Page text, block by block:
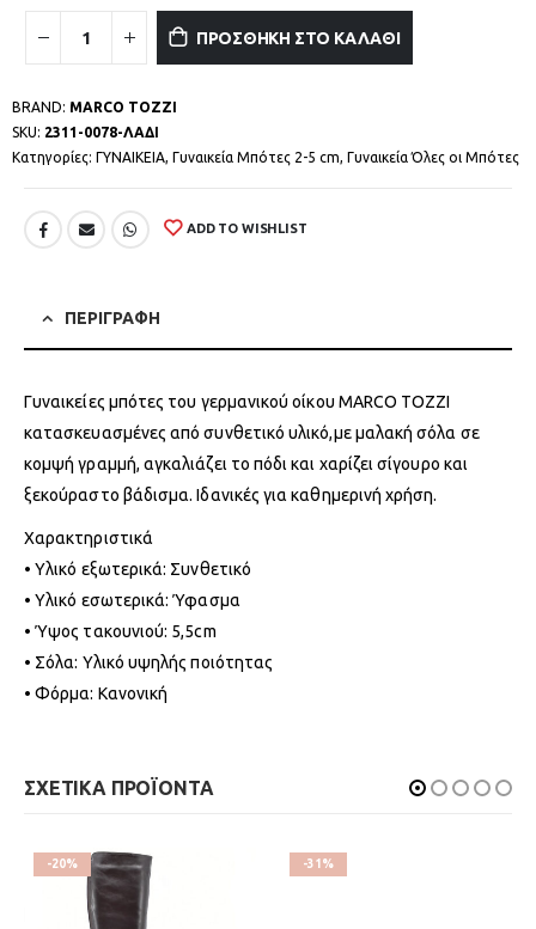
ΠΡΟΣΘΗΚΗ ΣΤΟ ΚΑΛΑΘΙ
BRAND: MARCO TOZZI
SKU: 2311-0078-ΛΑΔΙ
Κατηγορίες: ΓΥΝΑΙΚΕΙΑ, Γυναικεία Μπότες 2-5 cm, Γυναικεία Όλες οι Μπότες
ADD TO WISHLIST
ΠΕΡΙΓΡΑΦΗ
Γυναικείες μπότες του γερμανικού οίκου MARCO TOZZI
κατασκευασμένες από συνθετικό υλικό,με μαλακή σόλα σε
κομψή γραμμή, αγκαλιάζει το πόδι και χαρίζει σίγουρο και
ξεκούραστο βάδισμα. Ιδανικές για καθημερινή χρήση.
Χαρακτηριστικά
• Υλικό εξωτερικά: Συνθετικό
• Υλικό εσωτερικά: Ύφασμα
• Ύψος τακουνιού: 5,5cm
• Σόλα: Υλικό υψηλής ποιότητας
• Φόρμα: Κανονική
ΣΧΕΤΙΚΑ ΠΡΟΪΟΝΤΑ
-20% -31%